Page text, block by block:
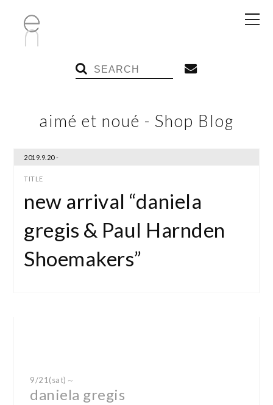
aimé et noué - Shop Blog
2019.9.20 -
new arrival “daniela
gregis & Paul Harnden
Shoemakers”
9/21(sat)～
daniela gregis